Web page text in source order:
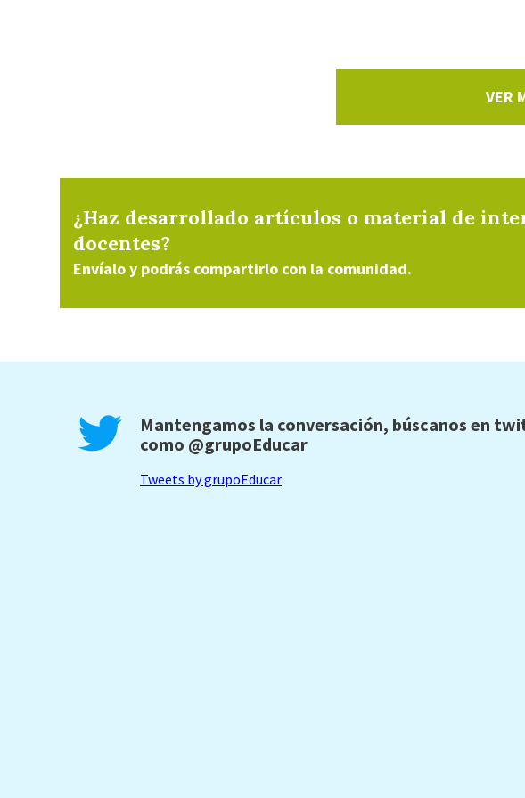
VER
¿Haz desarrollado artículos o material de
docentes?
Envíalo y podrás compartirlo con la comunidad.
Mantengamos la conversación, búscanos en
como @grupoEducar
Tweets by grupoEducar